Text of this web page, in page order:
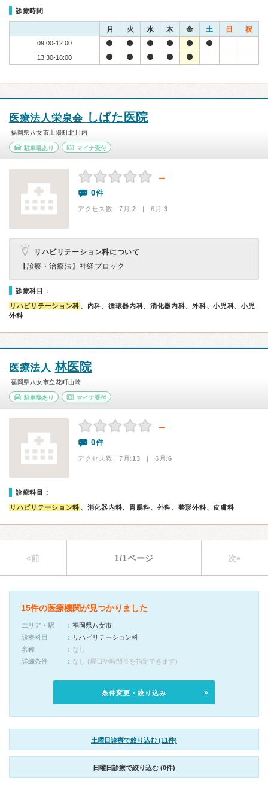
診療時間
月 火 水 木 金 土 日 祝
09:00-12:00
13:30-18:00
医療法人栄泉会 しばた医院
福岡県八女市上陽町北川内
駐車場あり マイナ受付
－
0件
アクセス数 7月:2 | 6月:3
リハビリテーション科について
【診療・治療法】 神経ブロック
診療科目：
リハビリテーション科 、内科、循環器内科、消化器内科、外科、小児科、小児
外科
医療法人林医院
福岡県八女市立花町山崎
駐車場あり マイナ受付
－
0件
アクセス数 7月:13 | 6月:6
診療科目：
リハビリテーション科 、消化器内科、胃腸科、外科、整形外科、皮膚科
«前 1/1ページ 次»
15件の医療機関が見つかりました
エリア・駅
福岡県八女市
診療科目
リハビリテーション科
名称
なし
詳細条件
なし (曜日や時間帯を指定できます)
条件変更・絞り込み
土曜日診療で絞り込む (11件)
日曜日診療で絞り込む (0件)